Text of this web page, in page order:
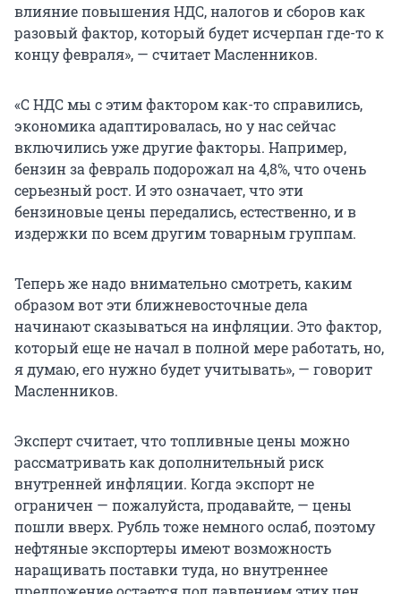
влияние повышения НДС, налогов и сборов как
разовый фактор, который будет исчерпан где-то к
концу февраля», — считает Масленников.
«С НДС мы с этим фактором как-то справились,
экономика адаптировалась, но у нас сейчас
включились уже другие факторы. Например,
бензин за февраль подорожал на 4,8%, что очень
серьезный рост. И это означает, что эти
бензиновые цены передались, естественно, и в
издержки по всем другим товарным группам.
Теперь же надо внимательно смотреть, каким
образом вот эти ближневосточные дела
начинают сказываться на инфляции. Это фактор,
который еще не начал в полной мере работать, но,
я думаю, его нужно будет учитывать», — говорит
Масленников.
Эксперт считает, что топливные цены можно
рассматривать как дополнительный риск
внутренней инфляции. Когда экспорт не
ограничен — пожалуйста, продавайте, — цены
пошли вверх. Рубль тоже немного ослаб, поэтому
нефтяные экспортеры имеют возможность
наращивать поставки туда, но внутреннее